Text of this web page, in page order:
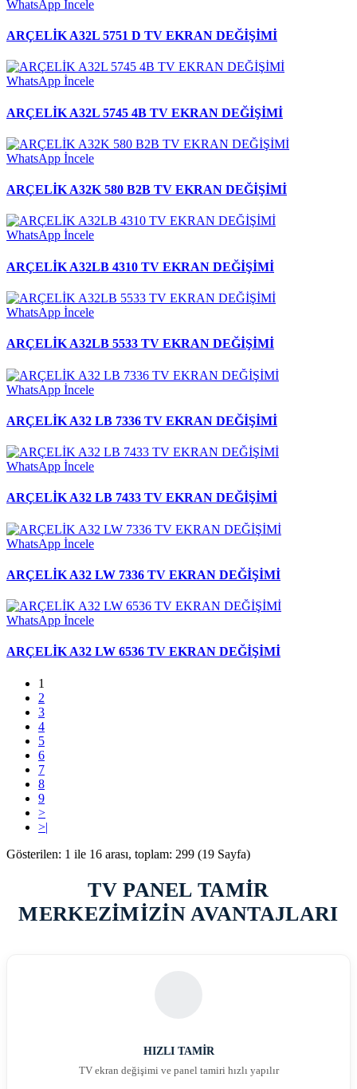
WhatsApp İncele
ARÇELİK A32L 5751 D TV EKRAN DEĞİŞİMİ
WhatsApp İncele
ARÇELİK A32L 5745 4B TV EKRAN DEĞİŞİMİ
WhatsApp İncele
ARÇELİK A32K 580 B2B TV EKRAN DEĞİŞİMİ
WhatsApp İncele
ARÇELİK A32LB 4310 TV EKRAN DEĞİŞİMİ
WhatsApp İncele
ARÇELİK A32LB 5533 TV EKRAN DEĞİŞİMİ
WhatsApp İncele
ARÇELİK A32 LB 7336 TV EKRAN DEĞİŞİMİ
WhatsApp İncele
ARÇELİK A32 LB 7433 TV EKRAN DEĞİŞİMİ
WhatsApp İncele
ARÇELİK A32 LW 7336 TV EKRAN DEĞİŞİMİ
WhatsApp İncele
ARÇELİK A32 LW 6536 TV EKRAN DEĞİŞİMİ
1
2
3
4
5
6
7
8
9
>
>|
Gösterilen: 1 ile 16 arası, toplam: 299 (19 Sayfa)
TV PANEL TAMİR
MERKEZİMİZİN AVANTAJLARI
HIZLI TAMİR
TV ekran değişimi ve panel tamiri hızlı yapılır